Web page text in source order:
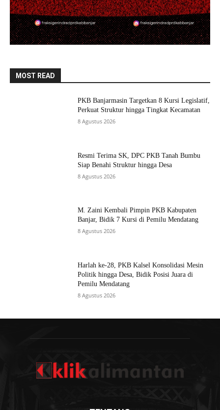
MOST READ
PKB Banjarmasin Targetkan 8 Kursi Legislatif,
Perkuat Struktur hingga Tingkat Kecamatan
8 Agustus 2026
Resmi Terima SK, DPC PKB Tanah Bumbu
Siap Benahi Struktur hingga Desa
8 Agustus 2026
M. Zaini Kembali Pimpin PKB Kabupaten
Banjar, Bidik 7 Kursi di Pemilu Mendatang
8 Agustus 2026
Harlah ke-28, PKB Kalsel Konsolidasi Mesin
Politik hingga Desa, Bidik Posisi Juara di
Pemilu Mendatang
8 Agustus 2026